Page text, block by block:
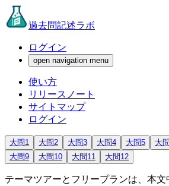
過去問記述ラボ
ログイン
open navigation menu
使い方
リリースノート
サイトマップ
ログイン
大問1 大問2 大問3 大問4 大問5 大
大問9
大問10 大問11 大問12
テーマツアーとフリープランは、本